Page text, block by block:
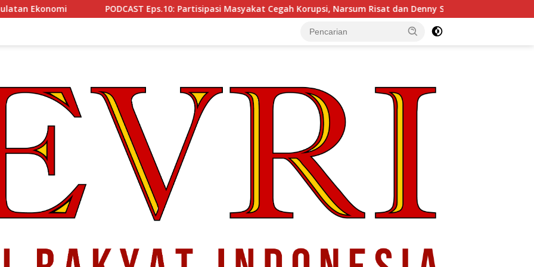
PODCAST Eps.10: Partisipasi Masyakat Cegah Korupsi, Narsum Risat dan Denny Susanto.SH Gubernur Sulut YSK